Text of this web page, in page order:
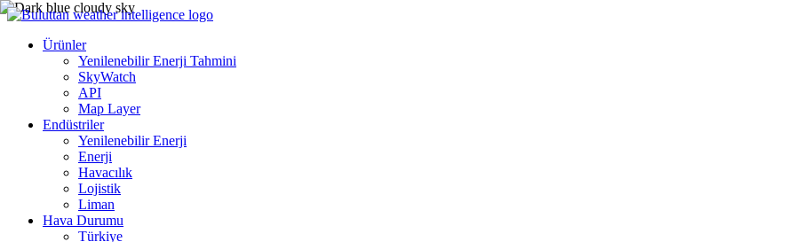
Ürünler
Yenilenebilir Enerji Tahmini
SkyWatch
API
Map Layer
Endüstriler
Yenilenebilir Enerji
Enerji
Havacılık
Lojistik
Liman
Hava Durumu
Türkiye